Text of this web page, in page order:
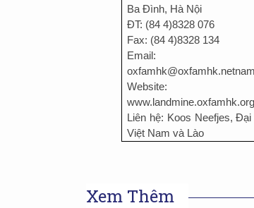
Ba Đình, Hà Nội
ĐT: (84 4)8328 076
Fax: (84 4)8328 134
Email:
Website:
Liên hệ: Koos Neefjes, Đại
Việt Nam và Lào
Xem Thêm